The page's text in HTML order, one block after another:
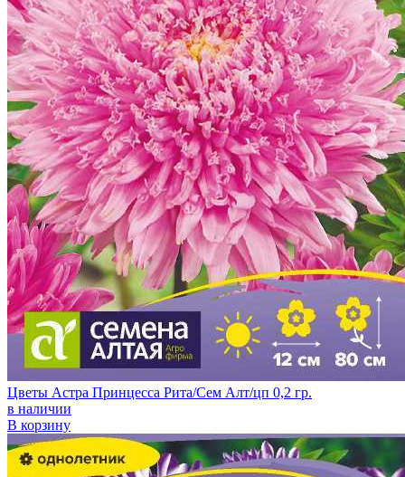
Цветы Астра Принцесса Рита/Сем Алт/цп 0,2 гр.
в наличии
В корзину